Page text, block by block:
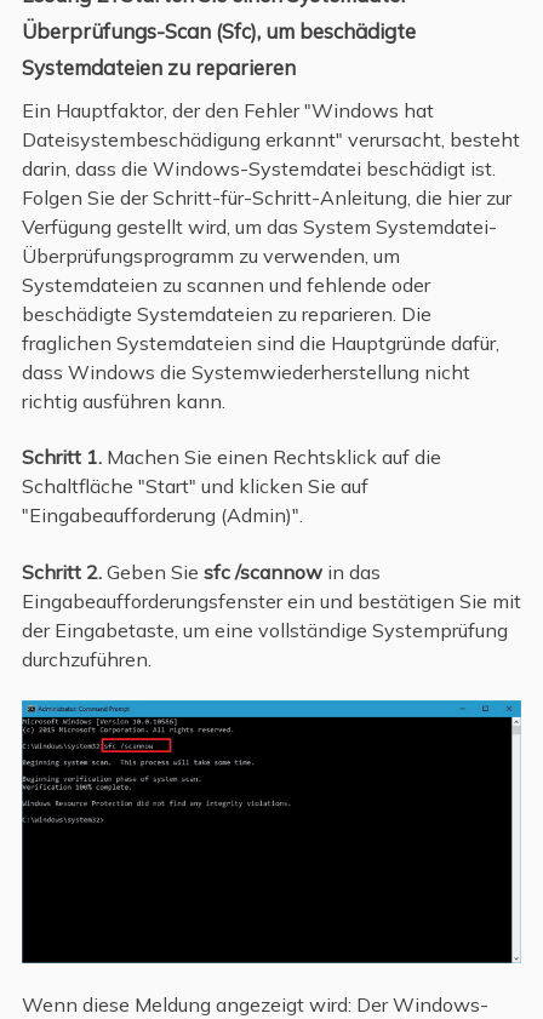
Überprüfungs-Scan (Sfc), um beschädigte
Systemdateien zu reparieren
Ein Hauptfaktor, der den Fehler "Windows hat
Dateisystembeschädigung erkannt" verursacht, besteht
darin, dass die Windows-Systemdatei beschädigt ist.
Folgen Sie der Schritt-für-Schritt-Anleitung, die hier zur
Verfügung gestellt wird, um das System Systemdatei-
Überprüfungsprogramm zu verwenden, um
Systemdateien zu scannen und fehlende oder
beschädigte Systemdateien zu reparieren. Die
fraglichen Systemdateien sind die Hauptgründe dafür,
dass Windows die Systemwiederherstellung nicht
richtig ausführen kann.
Schritt 1. Machen Sie einen Rechtsklick auf die
Schaltfläche "Start" und klicken Sie auf
"Eingabeaufforderung (Admin)".
Schritt 2. Geben Sie sfc /scannowin das
Eingabeaufforderungsfenster ein und bestätigen Sie mit
der Eingabetaste, um eine vollständige Systemprüfung
durchzuführen.
Wenn diese Meldung angezeigt wird: Der Windows-